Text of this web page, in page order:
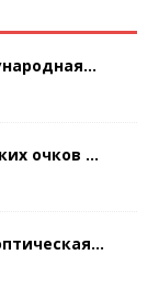
очков ...